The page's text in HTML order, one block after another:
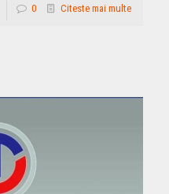
0 Citeste mai multe